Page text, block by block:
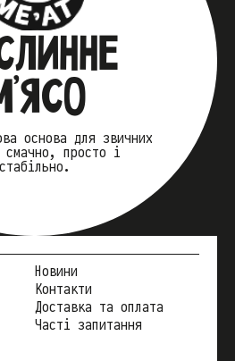
основа для звичних
смачно, просто і
стабільно.
Новини
Контакти
Доставка та оплата
Часті запитання